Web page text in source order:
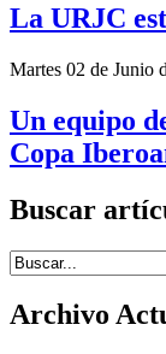
La URJC
Martes 02 de Junio
Un equipo
Copa
Buscar
Introduce términos
Archivo